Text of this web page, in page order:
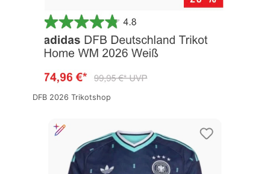
DFB 2026 Trikotshop